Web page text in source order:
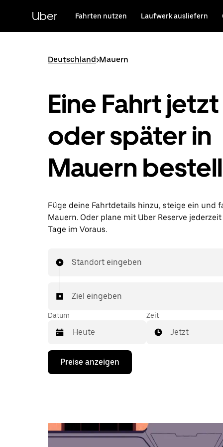
HauptinhaltUber Fahrten nutzen Laufwerk ausliefern
Deutschland>Mauern
Eine Fahrt jetzt
oder später in
Mauern
Füge deine Fahrtdetails hinzu, steige ein und
Mauern. Oder plane mit Uber Reserve
Tage im Voraus.
Standort eingeben
Ziel eingeben
Datum
Drücke
Nach-
Kalender
zu
Zeit
Jetzt
Preise anzeigen